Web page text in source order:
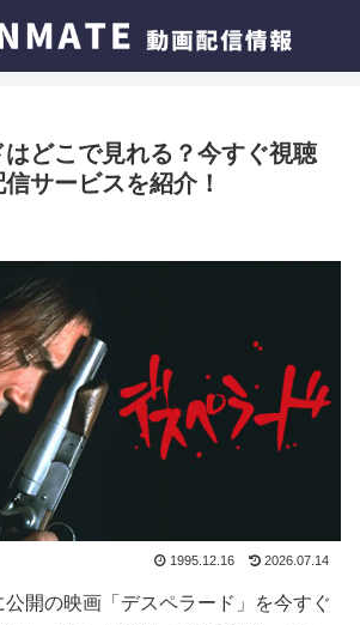
どこで見れる？今すぐ視聴
サービスを紹介！
1995.12.16 2026.07.14
開の映画「デスペラード」を今すぐ